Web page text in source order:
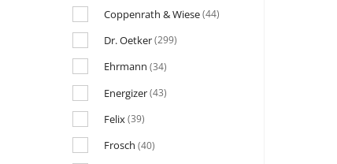
Coppenrath & Wiese(44)
Dr. Oetker(299)
Ehrmann (34)
Energizer(43)
Felix(39)
Frosch (40)